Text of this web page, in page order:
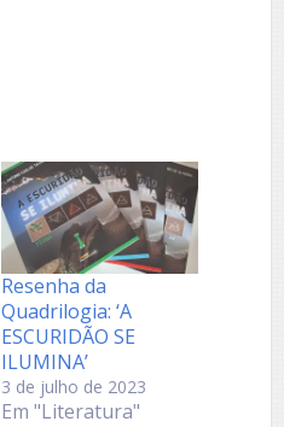
Resenha da
Quadrilogia: ‘A
ESCURIDÃO SE
ILUMINA’
3 de julho de 2023
Em "Literatura"